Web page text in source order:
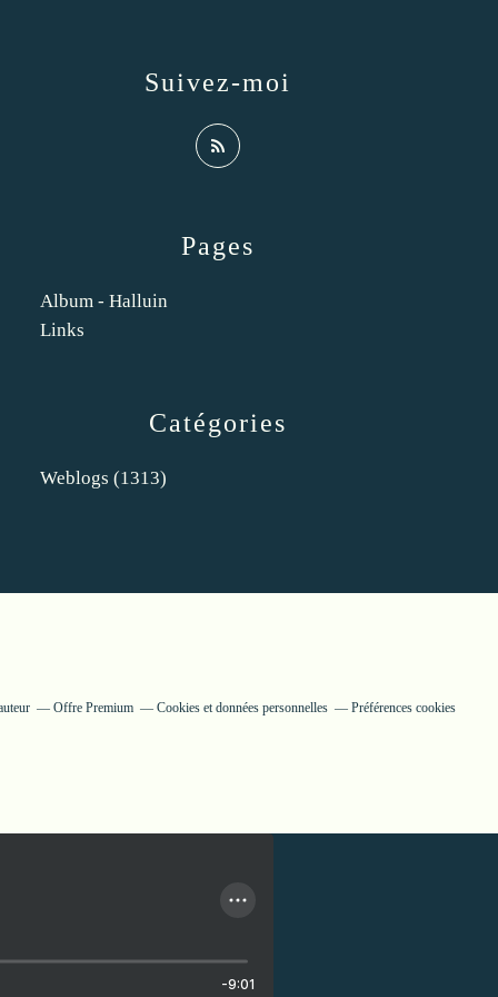
Catégories
Weblogs (1313)
Pages
Album - Halluin
Links
Suivez-moi
Offre Premium Cookies et données personnelles Préférences cookies
-9:01